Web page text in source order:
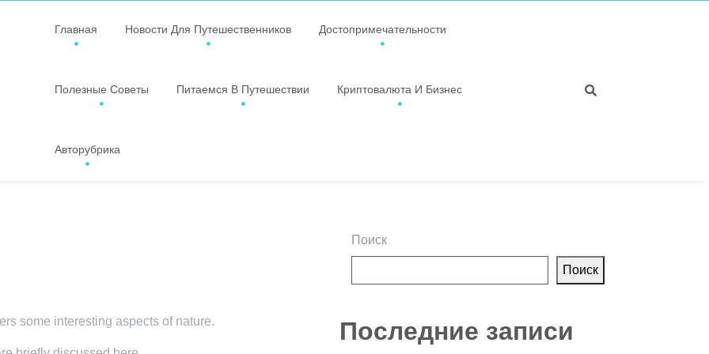
Главная Новости Для Путешественников Достопримечательности
Полезные Советы Питаемся В Путешествии Криптовалюта И Бизнес
Авторубрика
some interesting aspects of nature.
Поиск
Поиск
Последние записи